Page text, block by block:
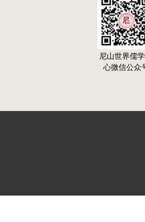
尼山世界儒
心微信公众